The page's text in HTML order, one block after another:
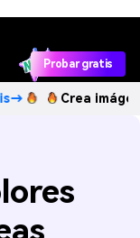
Probar gratis
Crea imágenes IA